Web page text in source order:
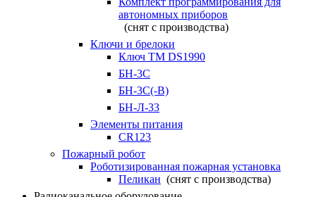
автономных приборов
(снят с производства)
Ключи и брелоки
Ключ TM DS1990
БН-3С
БН-3С(-В)
БН-Л-33
Элементы питания
CR123
Пожарный робот
Роботизированная пожарная установка
Пеликан (снят с производства)